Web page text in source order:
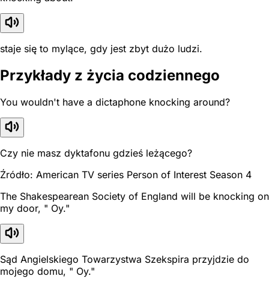
staje się to mylące, gdy jest zbyt dużo ludzi.
Przykłady z życia codziennego
You wouldn't have a dictaphone knocking around?
Czy nie masz dyktafonu gdzieś leżącego?
Źródło: American TV series Person of Interest Season 4
The Shakespearean Society of England will be knocking on
my door, " Oy."
Sąd Angielskiego Towarzystwa Szekspira przyjdzie do
mojego domu, " Oy."